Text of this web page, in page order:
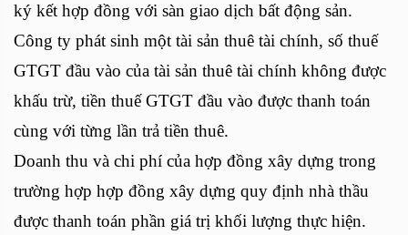
ký kết hợp đồng với sàn giao dịch bất động sản.
Công ty phát sinh một tài sản thuê tài chính, số thuế
GTGT đầu vào của tài sản thuê tài chính không được
khấu trừ, tiền thuế GTGT đầu vào được thanh toán
cùng với từng lần trả tiền thuê.
Doanh thu và chi phí của hợp đồng xây dựng trong
trường hợp hợp đồng xây dựng quy định nhà thầu
được thanh toán phần giá trị khối lượng thực hiện.